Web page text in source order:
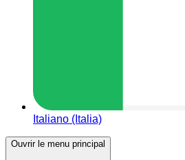
Italiano (Italia)
Ouvrir le menu principal